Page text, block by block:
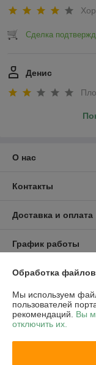
Сделка
Денис
О нас
Контакты
Доставка и оплата
График работы
Полная версия
Политика
Сайт создан на
Обработка
Мы используем
пользователей
рекомендаций. Вы
отключить их.